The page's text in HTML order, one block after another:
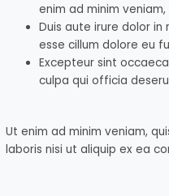
enim ad minim
Duis aute irure dolor
esse cillum dolore eu
Excepteur sint
culpa qui officia
Ut enim ad minim veniam,
laboris nisi ut aliquip ex ea